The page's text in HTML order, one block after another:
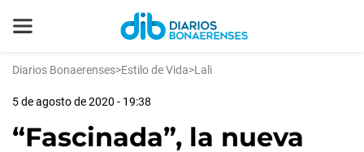
Diarios Bonaerenses>Estilo de Vida>Lali
5 de agosto de 2020 - 19:38
“Fascinada”, la nueva